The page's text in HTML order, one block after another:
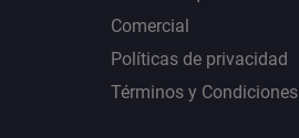
Comercial
Políticas de privacidad
Términos y Condiciones